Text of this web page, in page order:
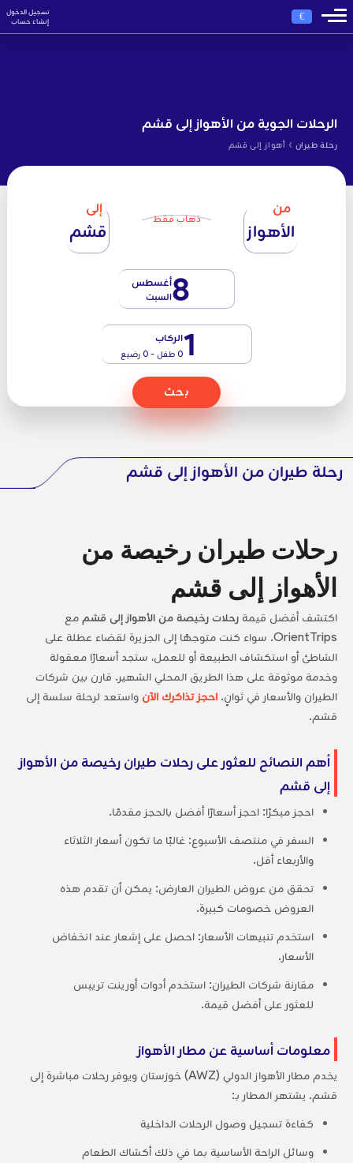
€
تسجيل الدخول
إنشاء حساب
الرحلات الجوية من الأهواز إلى قشم
رحلة طيران › أهواز إلى قشم
من
الأهواز ذهاب فقط
إلى
قشم
8أغسطس
السبت
1الركاب
0 طفل - 0 رضيع
بحث
رحلة طيران من الأهواز إلى قشم
رحلات طيران رخيصة من
الأهواز إلى قشم
اكتشف أفضل قيمة رحلات رخيصة من الأهواز إلى قشممع
OrientTrips. سواء كنت متوجهًا إلى الجزيرة لقضاء عطلة على
الشاطئ أو استكشاف الطبيعة أو للعمل، ستجد أسعارًا معقولة
وخدمة موثوقة على هذا الطريق المحلي الشهير. قارن بين شركات
الطيران والأسعار في ثوانٍ. احجز تذاكرك الآن واستعد لرحلة سلسة إلى
قشم.
أهم النصائح للعثور على رحلات طيران رخيصة من الأهواز
إلى قشم
احجز مبكرًا: احجز أسعارًا أفضل بالحجز مقدمًا.
السفر في منتصف الأسبوع: غالبًا ما تكون أسعار الثلاثاء
والأربعاء أقل.
تحقق من عروض الطيران العارض: يمكن أن تقدم هذه
العروض خصومات كبيرة.
استخدم تنبيهات الأسعار: احصل على إشعار عند انخفاض
الأسعار.
مقارنة شركات الطيران: استخدم أدوات أورينت تريبس
للعثور على أفضل قيمة.
معلومات أساسية عن مطار الأهواز
يخدم مطار الأهواز الدولي (AWZ) خوزستان ويوفر رحلات مباشرة إلى
قشم. يشتهر المطار بـ:
كفاءة تسجيل وصول الرحلات الداخلية
وسائل الراحة الأساسية بما في ذلك أكشاك الطعام